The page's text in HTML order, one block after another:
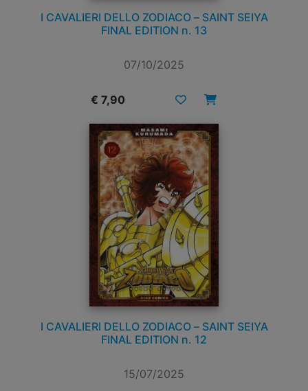
I CAVALIERI DELLO ZODIACO – SAINT SEIYA
FINAL EDITION n. 13
07/10/2025
€ 7,90
I CAVALIERI DELLO ZODIACO – SAINT SEIYA
FINAL EDITION n. 12
15/07/2025